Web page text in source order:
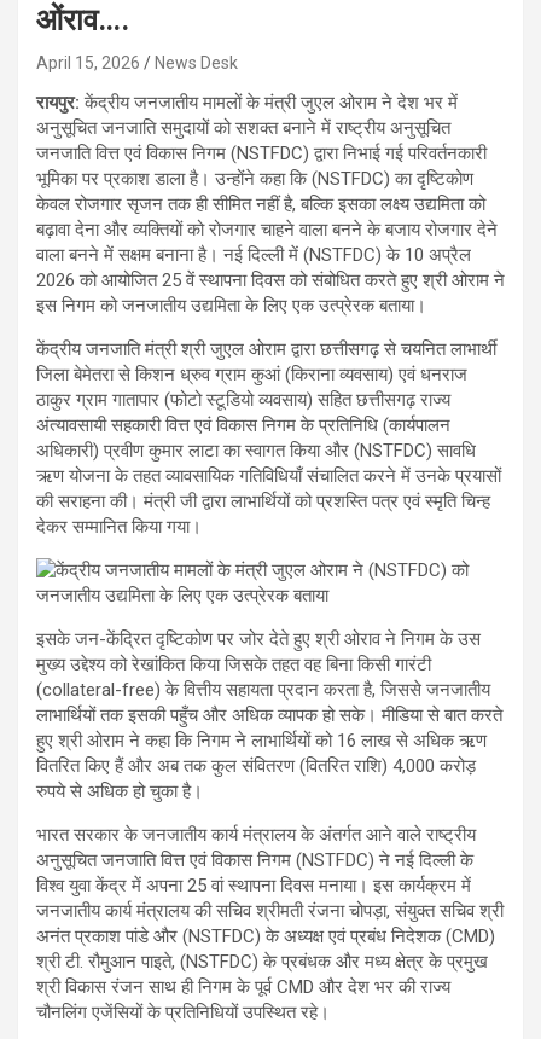
ओंराव….
April 15, 2026 News Desk
रायपुर:केंद्रीय जनजातीय मामलों के मंत्री जुएल ओराम ने देश भर में
अनुसूचित जनजाति समुदायों को सशक्त बनाने में राष्ट्रीय अनुसूचित
जनजाति वित्त एवं विकास निगम (NSTFDC) द्वारा निभाई गई परिवर्तनकारी
भूमिका पर प्रकाश डाला है। उन्होंने कहा कि (NSTFDC) का दृष्टिकोण
केवल रोजगार सृजन तक ही सीमित नहीं है, बल्कि इसका लक्ष्य उद्यमिता को
बढ़ावा देना और व्यक्तियों को रोजगार चाहने वाला बनने के बजाय रोजगार देने
वाला बनने में सक्षम बनाना है। नई दिल्ली में (NSTFDC) के 10 अप्रैल
2026 को आयोजित 25 वें स्थापना दिवस को संबोधित करते हुए श्री ओराम ने
इस निगम को जनजातीय उद्यमिता के लिए एक उत्प्रेरक बताया।
केंद्रीय जनजाति मंत्री श्री जुएल ओराम द्वारा छत्तीसगढ़ से चयनित लाभार्थी
जिला बेमेतरा से किशन ध्रुव ग्राम कुआं (किराना व्यवसाय) एवं धनराज
ठाकुर ग्राम गातापार (फोटो स्टूडियो व्यवसाय) सहित छत्तीसगढ़ राज्य
अंत्यावसायी सहकारी वित्त एवं विकास निगम के प्रतिनिधि (कार्यपालन
अधिकारी) प्रवीण कुमार लाटा का स्वागत किया और (NSTFDC) सावधि
ऋण योजना के तहत व्यावसायिक गतिविधियाँ संचालित करने में उनके प्रयासों
की सराहना की। मंत्री जी द्वारा लाभार्थियों को प्रशस्ति पत्र एवं स्मृति चिन्ह
देकर सम्मानित किया गया।
इसके जन-केंद्रित दृष्टिकोण पर जोर देते हुए श्री ओराव ने निगम के उस
मुख्य उद्देश्य को रेखांकित किया जिसके तहत वह बिना किसी गारंटी
(collateral-free) के वित्तीय सहायता प्रदान करता है, जिससे जनजातीय
लाभार्थियों तक इसकी पहुँच और अधिक व्यापक हो सके। मीडिया से बात करते
हुए श्री ओराम ने कहा कि निगम ने लाभार्थियों को 16 लाख से अधिक ऋण
वितरित किए हैं और अब तक कुल संवितरण (वितरित राशि) 4,000 करोड़
रुपये से अधिक हो चुका है।
भारत सरकार के जनजातीय कार्य मंत्रालय के अंतर्गत आने वाले राष्ट्रीय
अनुसूचित जनजाति वित्त एवं विकास निगम (NSTFDC) ने नई दिल्ली के
विश्व युवा केंद्र में अपना 25 वां स्थापना दिवस मनाया। इस कार्यक्रम में
जनजातीय कार्य मंत्रालय की सचिव श्रीमती रंजना चोपड़ा, संयुक्त सचिव श्री
अनंत प्रकाश पांडे और (NSTFDC) के अध्यक्ष एवं प्रबंध निदेशक (CMD)
श्री टी. रौमुआन पाइते, (NSTFDC) के प्रबंधक और मध्य क्षेत्र के प्रमुख
श्री विकास रंजन साथ ही निगम के पूर्व CMD और देश भर की राज्य
चौनलिंग एजेंसियों के प्रतिनिधियों उपस्थित रहे।